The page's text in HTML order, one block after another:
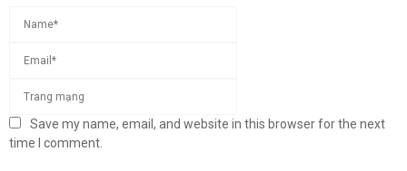
Save my name, email, and website in this browser for the next
time I comment.